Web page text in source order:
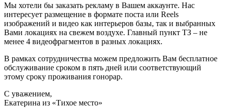
Мы хотели бы заказать рекламу в Вашем аккаунте. Нас
интересует размещение в формате поста или Reels
изображений и видео как интерьеров базы, так и выбранных
Вами локациях на свежем воздухе. Главный пункт ТЗ – не
менее 4 видеофрагментов в разных локациях.
В рамках сотрудничества можем предложить Вам бесплатное
обслуживание сроком в пять дней или соответствующий
этому сроку проживания гонорар.
С уважением,
Екатерина из «Тихое место»